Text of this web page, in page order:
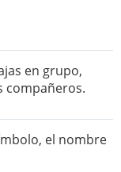
en grupo,
compañeros.
el nombre